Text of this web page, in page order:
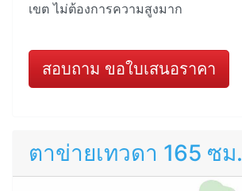
เขต ไม่ต้องการความสูงมาก
สอบถาม ขอใบเสนอราคา
ตาข่ายเทวดา 165 ซม.